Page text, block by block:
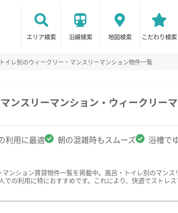
エリア検索 沿線検索 地図検索 こだわり検索
イレ別のウィークリー・マンスリーマンション物件一覧
ンスリーマンション・ウィークリー
利用に最適 朝の混雑時もスムーズ 浴槽で
ンション賃貸物件一覧を掲載中。風呂・トイレ別のマン
の利用に特におすすめです。これにより、快適でストレ